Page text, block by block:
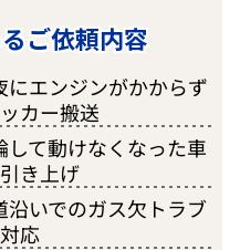
ご依頼内容
にエンジンがかからず
カー搬送
して動けなくなった車
き上げ
沿いでのガス欠トラブ
応